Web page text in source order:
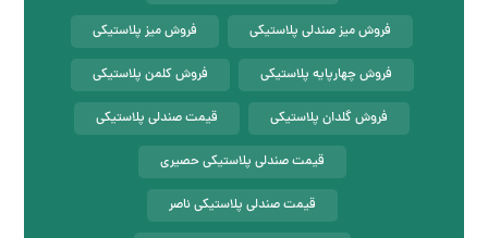
فروش میز صندلی پلاستیکی فروش میز پلاستیکی
فروش چهارپایه پلاستیکی فروش کلمن پلاستیکی
فروش گلدان پلاستیکی قیمت صندلی پلاستیکی
قیمت صندلی پلاستیکی حصیری
قیمت صندلی پلاستیکی ناصر